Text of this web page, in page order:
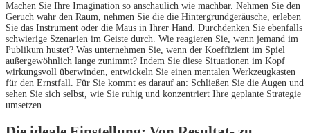
Machen Sie Ihre Imagination so anschaulich wie machbar. Nehmen Sie den
Geruch wahr den Raum, nehmen Sie die die Hintergrundgeräusche, erleben
Sie das Instrument oder die Maus in Ihrer Hand. Durchdenken Sie ebenfalls
schwierige Szenarien im Geiste durch. Wie reagieren Sie, wenn jemand im
Publikum hustet? Was unternehmen Sie, wenn der Koeffizient im Spiel
außergewöhnlich lange zunimmt? Indem Sie diese Situationen im Kopf
wirkungsvoll überwinden, entwickeln Sie einen mentalen Werkzeugkasten
für den Ernstfall. Für Sie kommt es darauf an: Schließen Sie die Augen und
sehen Sie sich selbst, wie Sie ruhig und konzentriert Ihre geplante Strategie
umsetzen.